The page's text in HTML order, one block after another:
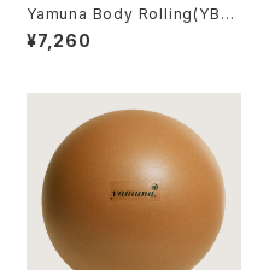
Yamuna Body Rolling(YBR)
TOTAL BODY ダウンロード
キット
¥7,260